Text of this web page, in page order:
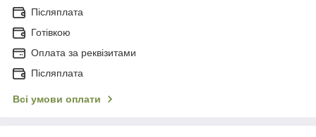
Післяплата
Готівкою
Оплата за реквізитами
Післяплата
Всі умови оплати